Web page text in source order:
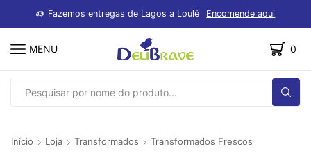
Fazemos entregas de Lagos a Loulé Encomende aqui
MENU 0
SEARCH
Início Loja Transformados Transformados Frescos